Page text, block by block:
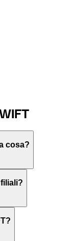
cosa?
Paesi.
ed è una
utilizzano